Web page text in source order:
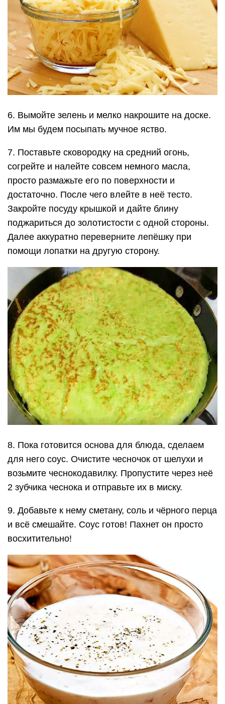
6. Вымойте зелень и мелко накрошите на доске.
Им мы будем посыпать мучное яство.
7. Поставьте сковородку на средний огонь,
согрейте и налейте совсем немного масла,
просто размажьте его по поверхности и
достаточно. После чего влейте в неё тесто.
Закройте посуду крышкой и дайте блину
поджариться до золотистости с одной стороны.
Далее аккуратно переверните лепёшку при
помощи лопатки на другую сторону.
8. Пока готовится основа для блюда, сделаем
для него соус. Очистите чесночок от шелухи и
возьмите чеснокодавилку. Пропустите через неё
2 зубчика чеснока и отправьте их в миску.
9. Добавьте к нему сметану, соль и чёрного перца
и всё смешайте. Соус готов! Пахнет он просто
восхитительно!